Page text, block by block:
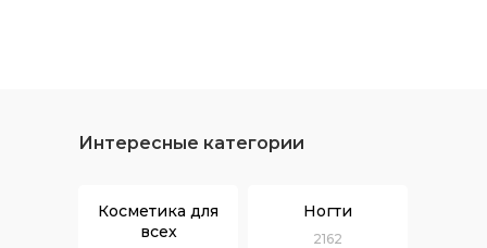
Интересные категории
Косметика для
всех
Ногти
2162